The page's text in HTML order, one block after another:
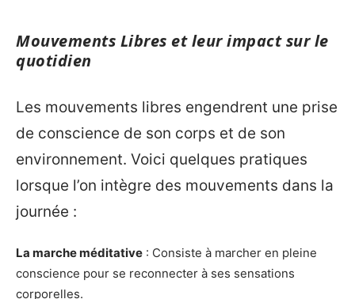
Mouvements Libres et leur impact sur le
quotidien
Les mouvements libres engendrent une prise
de conscience de son corps et de son
environnement. Voici quelques pratiques
lorsque l’on intègre des mouvements dans la
journée :
La marche méditative : Consiste à marcher en pleine
conscience pour se reconnecter à ses sensations
corporelles.